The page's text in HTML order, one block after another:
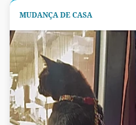
MUDANÇA DE CASA